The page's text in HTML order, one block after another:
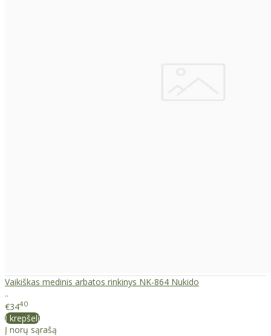
Vaikiškas medinis arbatos rinkinys NK-864 Nukido
..
€3440
Į krepšelį
Į norų sąrašą